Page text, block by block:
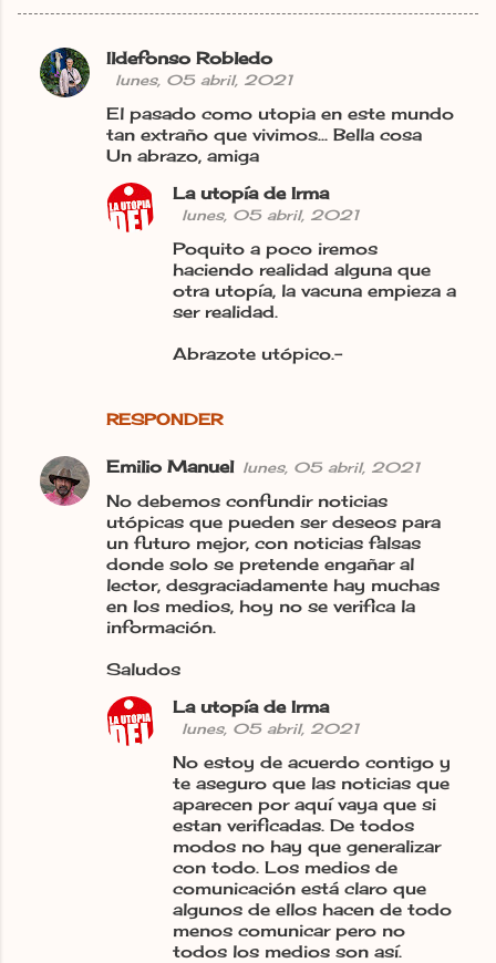
C
o
Ildefonso Robledo
lunes, 05 abril, 2021
El pasado como utopia en este mundo
tan extraño que vivimos... Bella cosa
Un abrazo, amiga
RESPONDER
La utopía de Irma
lunes, 05 abril, 2021
Poquito a poco iremos
haciendo realidad alguna que
otra utopía, la vacuna empieza a
ser realidad.
Abrazote utópico.-
Emilio Manuel lunes, 05 abril, 2021
No debemos confundir noticias
utópicas que pueden ser deseos para
un futuro mejor, con noticias falsas
donde solo se pretende engañar al
lector, desgraciadamente hay muchas
en los medios, hoy no se verifica la
información.
Saludos
La utopía de Irma
lunes, 05 abril, 2021
No estoy de acuerdo contigo y
te aseguro que las noticias que
aparecen por aquí vaya que si
estan verificadas. De todos
modos no hay que generalizar
con todo. Los medios de
comunicación está claro que
algunos de ellos hacen de todo
menos comunicar pero no
todos los medios son así.